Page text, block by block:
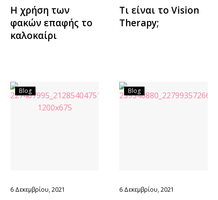
Η χρήση των
φακών επαφής το
καλοκαίρι
Τι είναι το Vision
Therapy;
Blog
6 Δεκεμβρίου, 2021
Blog
6 Δεκεμβρίου, 2021